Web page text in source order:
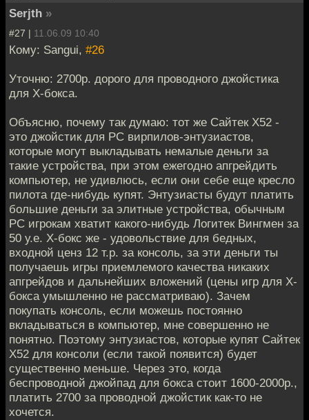
Serjth »
#27 | 11.06.09 10:40
Кому: Sangui, #26
Уточню: 2700р. дорого для проводного джойстика
для Х-бокса.
Объясню, почему так думаю: тот же Сайтек Х52 -
это джойстик для PC вирпилов-энтузиастов,
которые могут выкладывать немалые деньги за
такие устройства, при этом ежегодно апгрейдить
компьютер, не удивлюсь, если они себе еще кресло
пилота где-нибудь купят. Энтузиасты будут платить
большие деньги за элитные устройства, обычным
РС игрокам хватит какого-нибудь Логитек Вингмен за
50 у.е. Х-бокс же - удовольствие для бедных,
входной ценз 12 т.р. за консоль, за эти деньги ты
получаешь игры приемлемого качества никаких
апгрейдов и дальнейших вложений (цены игр для Х-
бокса умышленно не рассматриваю). Зачем
покупать консоль, если можешь постоянно
вкладываться в компьютер, мне совершенно не
понятно. Поэтому энтузиастов, которые купят Сайтек
Х52 для консоли (если такой появится) будет
существенно меньше. Через это, когда
беспроводной джойпад для бокса стоит 1600-2000р.,
платить 2700 за проводной джойстик как-то не
хочется.